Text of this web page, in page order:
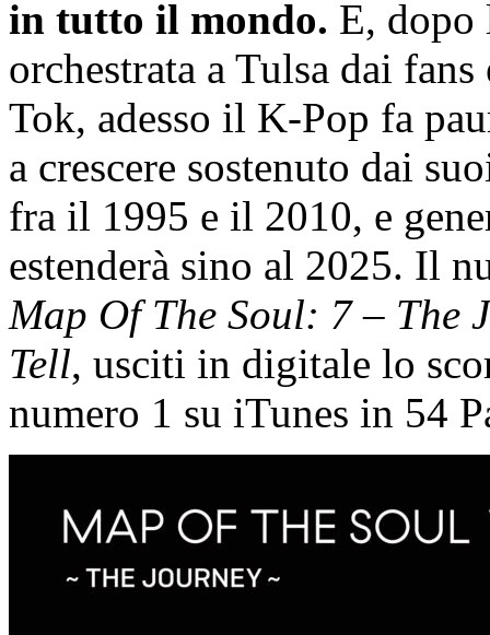
in tutto il mondo. E, dopo
orchestrata a Tulsa dai
Tok, adesso il K-Pop fa
a crescere sostenuto dai
fra il 1995 e il 2010, e
estenderà sino al 2025. Il
Map Of The Soul: 7– The
Tell, usciti in digitale lo
numero 1 su iTunes in 54